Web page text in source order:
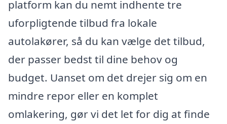
platform kan du nemt indhente tre
uforpligtende tilbud fra lokale
autolakører, så du kan vælge det tilbud,
der passer bedst til dine behov og
budget. Uanset om det drejer sig om en
mindre repor eller en komplet
omlakering, gør vi det let for dig at finde